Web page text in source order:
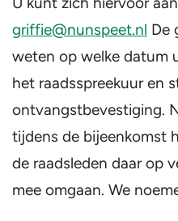
griffie@nunspeet.nl De
weten op welke datum
het raadsspreekuur en
ontvangstbevestiging.
tijdens de bijeenkomst
de raadsleden daar op
mee omgaan. We